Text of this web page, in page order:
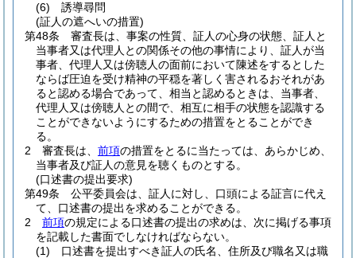
(6)
誘導尋問
(証人の遮へいの措置)
第48条
審査長は、事案の性質、証人の心身の状態、証人と
当事者又は代理人との関係その他の事情により、証人が当
事者、代理人又は傍聴人の面前において陳述をするとした
ならば圧迫を受け精神の平穏を著しく害されるおそれがあ
ると認める場合であって、相当と認めるときは、当事者、
代理人又は傍聴人との間で、相互に相手の状態を認識する
ことができないようにするための措置をとることができ
る。
2
審査長は、 前項の措置をとるに当たっては、あらかじめ、
当事者及び証人の意見を聴くものとする。
(口述書の提出要求)
第49条
公平委員会は、証人に対し、口頭による証言に代え
て、口述書の提出を求めることができる。
2
前項の規定による口述書の提出の求めは、次に掲げる事項
を記載した書面でしなければならない。
(1)
口述書を提出すべき証人の氏名、住所及び職名又は職